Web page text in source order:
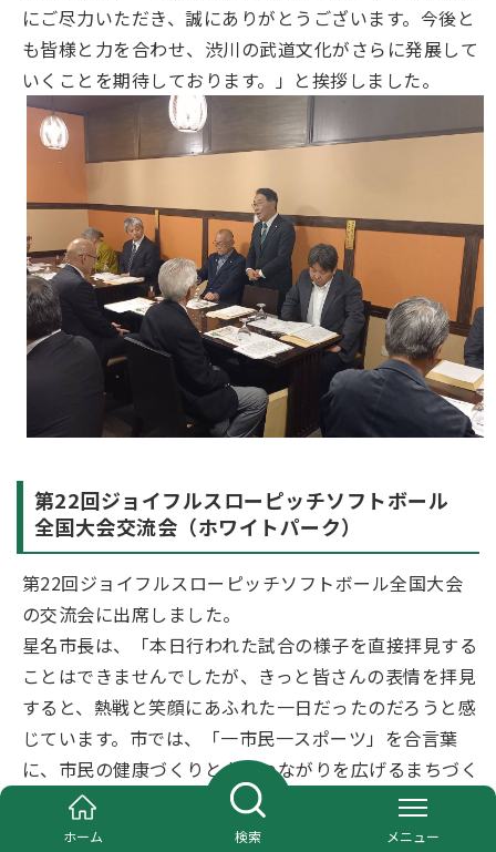
にご尽力いただき、誠にありがとうございます。今後と
も皆様と力を合わせ、渋川の武道文化がさらに発展して
いくことを期待しております。」と挨拶しました。
第22回ジョイフルスローピッチソフトボール
全国大会交流会（ホワイトパーク）
第22回ジョイフルスローピッチソフトボール全国大会
の交流会に出席しました。
星名市長は、「本日行われた試合の様子を直接拝見する
ことはできませんでしたが、きっと皆さんの表情を拝見
すると、熱戦と笑顔にあふれた一日だったのだろうと感
じています。市では、「一市民一スポーツ」を合言葉
に、市民の健康づくりと人のつながりを広げるまちづく
りを進めています。この大会は、まさにその理念を体現
するものです。各地域からの仲間との語らいをお楽しみ
ホーム 検索 メニュー